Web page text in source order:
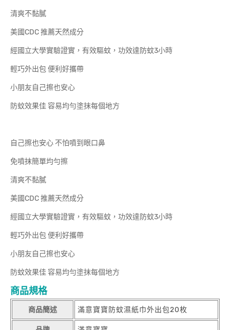
清爽不黏膩
美國CDC 推薦天然成分
經國立大學實驗證實，有效驅蚊，功效達防蚊3小時
輕巧外出包 便利好攜帶
小朋友自己擦也安心
防蚊效果佳 容易均勻塗抹每個地方
自己擦也安心 不怕噴到眼口鼻
免噴抹簡單均勻擦
清爽不黏膩
美國CDC 推薦天然成分
經國立大學實驗證實，有效驅蚊，功效達防蚊3小時
輕巧外出包 便利好攜帶
小朋友自己擦也安心
防蚊效果佳 容易均勻塗抹每個地方
商品規格
商品簡述 滿意寶寶防蚊濕紙巾外出包20枚